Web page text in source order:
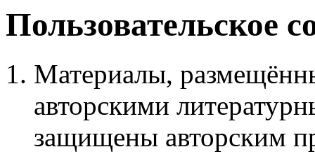
Пользовательское
Материалы,
авторскими
защищены авторским